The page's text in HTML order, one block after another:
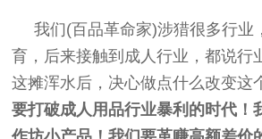
我们(百品革命家)涉猎很多行业
育，后来接触到成人行业，都说行
这摊浑水后，决心做点什么改变这
要打破成人用品行业暴利的时代！